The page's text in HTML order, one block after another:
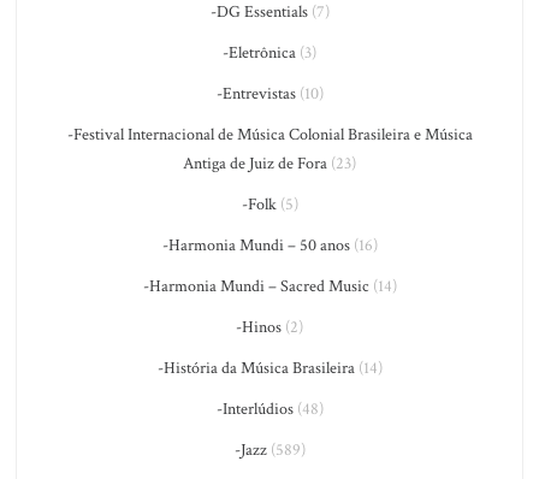
-DG Essentials(7)
-Eletrônica (3)
-Entrevistas(10)
-Festival Internacional de Música Colonial Brasileira e Música
Antiga de Juiz de Fora (23)
-Folk(5)
-Harmonia Mundi – 50 anos(16)
-Harmonia Mundi – Sacred Music (14)
-Hinos (2)
-História da Música Brasileira(14)
-Interlúdios(48)
-Jazz(589)